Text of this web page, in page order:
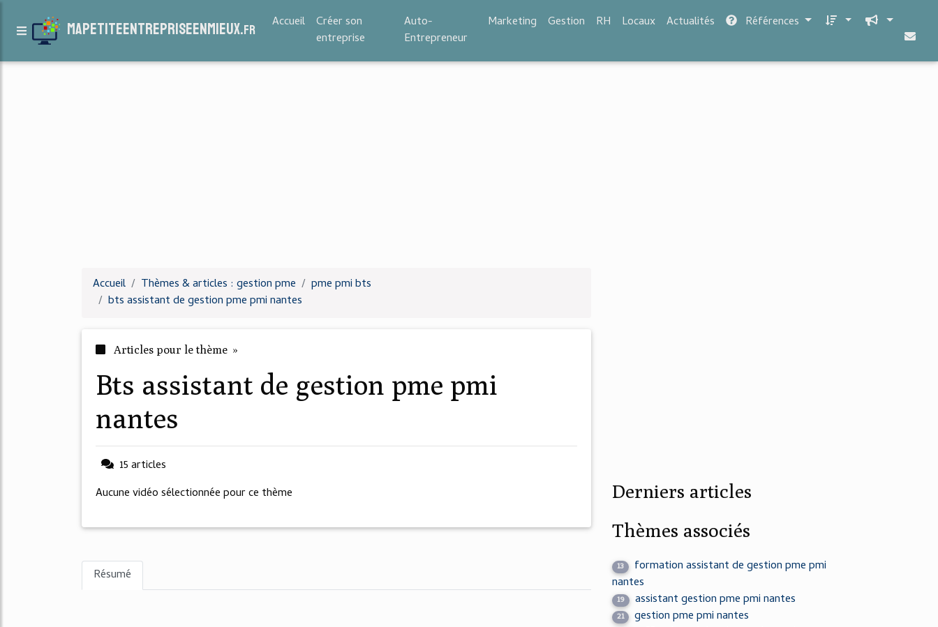
mapetiteentrepriseenmieux.fr Accueil
Créer son
entreprise
Auto-
Entrepreneur
Marketing Gestion RH Locaux Actualités Références
Accueil Thèmes & articles : gestion pme
pme pmi bts
bts assistant de gestion pme pmi nantes
Articles pour le thème »
bts assistant de gestion pme pmi
nantes
15 articles
Aucune vidéo sélectionnée pour ce thème
Résumé
Derniers articles
Thèmes associés
13
formation assistant de gestion pme pmi
nantes
19 assistant gestion pme pmi nantes
21 gestion pme pmi nantes